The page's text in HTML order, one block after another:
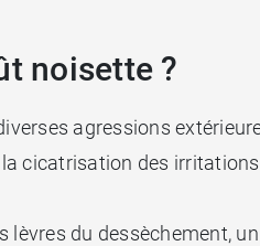
noisette ?
agressions
cicatrisation des
du dessèchement,